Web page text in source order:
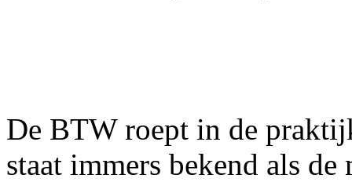
De BTW roept in de
staat immers bekend als